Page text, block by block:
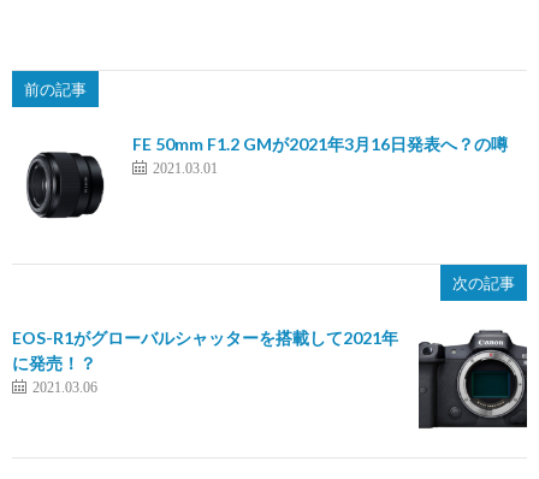
前の記事
FE 50mm F1.2 GMが2021年3月16日発表へ？の噂
2021.03.01
次の記事
EOS-R1がグローバルシャッターを搭載して2021年
に発売！？
2021.03.06